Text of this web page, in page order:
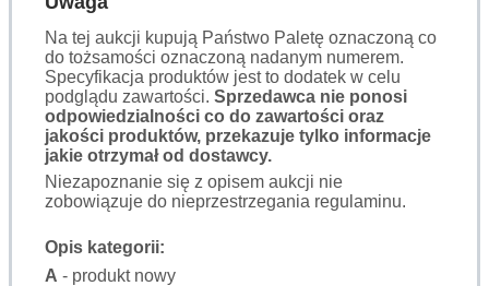
Na tej aukcji kupują Państwo Paletę oznaczoną co
do tożsamości oznaczoną nadanym numerem.
Specyfikacja produktów jest to dodatek w celu
podglądu zawartości. Sprzedawca nie ponosi
odpowiedzialności co do zawartości oraz
jakości produktów, przekazuje tylko informacje
jakie otrzymał od dostawcy.
Niezapoznanie się z opisem aukcji nie
zobowiązuje do nieprzestrzegania regulaminu.
Opis kategorii:
A - produkt nowy